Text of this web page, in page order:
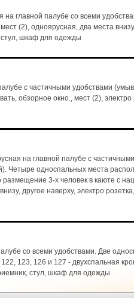
на главной палубе со всеми
(2), одноярусная, два места
шкаф для одежды
с частичными удобствами
обзорное окно., мест (2),
на главной палубе с
Четыре односпальных места
3-х человек в каюте с
другое наверху, электро
со всеми удобствами. Две
123, 126 и 127 - двухспальная
стул, шкаф для одежды